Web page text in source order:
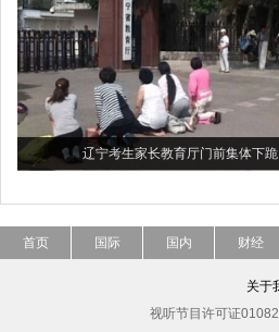
辽宁考生家长教育厅门前集体下跪
首页 国际 国内 财经
关于
视听节目许可证